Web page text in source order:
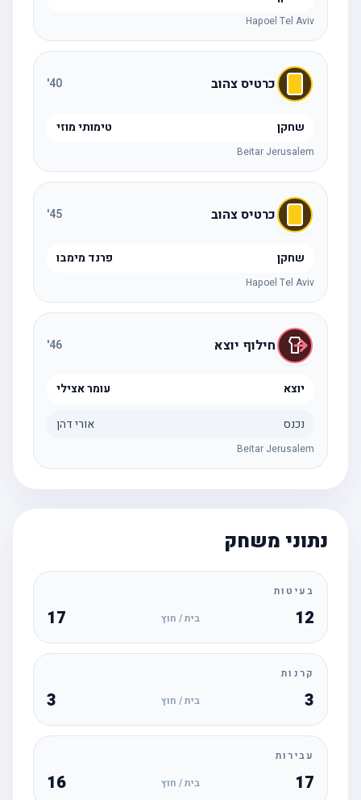
Hapoel Tel Aviv
כרטיס צהוב 40
'
שחקן טימותי מוזי
Beitar Jerusalem
כרטיס צהוב 45
'
שחקן פרנד מימבו
Hapoel Tel Aviv
חילוף יוצא 46
'
יוצא עומר אצילי
נכנס אורי דהן
Beitar Jerusalem
נתוני משחק
בעיטות
12 בית / חוץ 17
קרנות
בית / חוץ
עבירות
17 בית / חוץ 16